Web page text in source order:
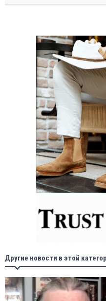
Другие новости в этой